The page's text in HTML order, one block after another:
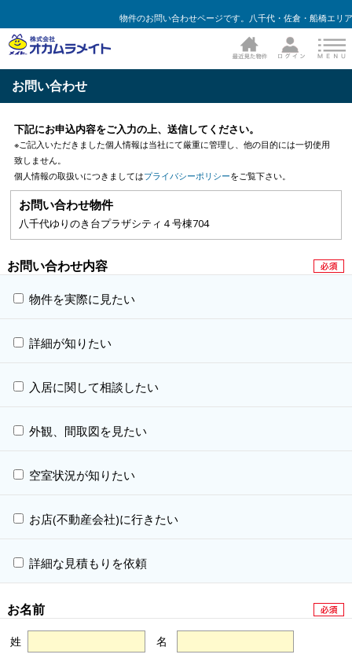
物件のお問い合わせページです。八千代・佐倉・船橋エリ
お問い合わせ
下記にお申込内容をご入力の上、送信してください。
※ご記入いただきました個人情報は当社にて厳重に管理し、他の目的には一切使用
致しません。
個人情報の取扱いにつきましてはプライバシーポリシーをご覧下さい。
お問い合わせ物件
八千代ゆりのき台プラザシティ４号棟704
お問い合わせ内容
物件を実際に見たい
詳細が知りたい
入居に関して相談したい
外観、間取図を見たい
空室状況が知りたい
お店(不動産会社)に行きたい
詳細な見積もりを依頼
お名前
姓 名